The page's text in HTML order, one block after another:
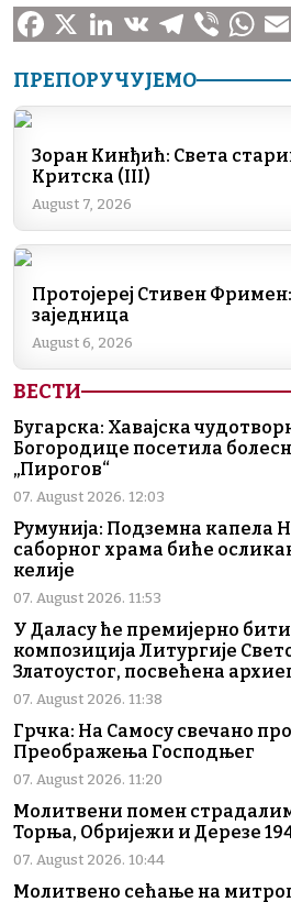
a
c
o
o
i
k
e
d
n
K
e
e
r
m
i
e
t
A
p
i
ПРЕПОРУЧУЈЕМО
Зоран Кинђић: Света
Критска (III)
August 7, 2026
Протојереј Стивен
заједница
August 6, 2026
ВЕСТИ
Бугарска: Хавајска
Богородице посетила
„Пирогов“
07. August 2026. 12:03
Румунија: Подземна капела
саборног храма биће
келије
07. August 2026. 11:53
У Даласу ће премијерно
композиција Литургије
Златоустог, посвећена
07. August 2026. 11:38
Грчка: На Самосу свечано
Преображења Господњег
07. August 2026. 11:20
Молитвени помен
Торња, Обријежи и Дерезе
07. August 2026. 10:44
Молитвено сећање на